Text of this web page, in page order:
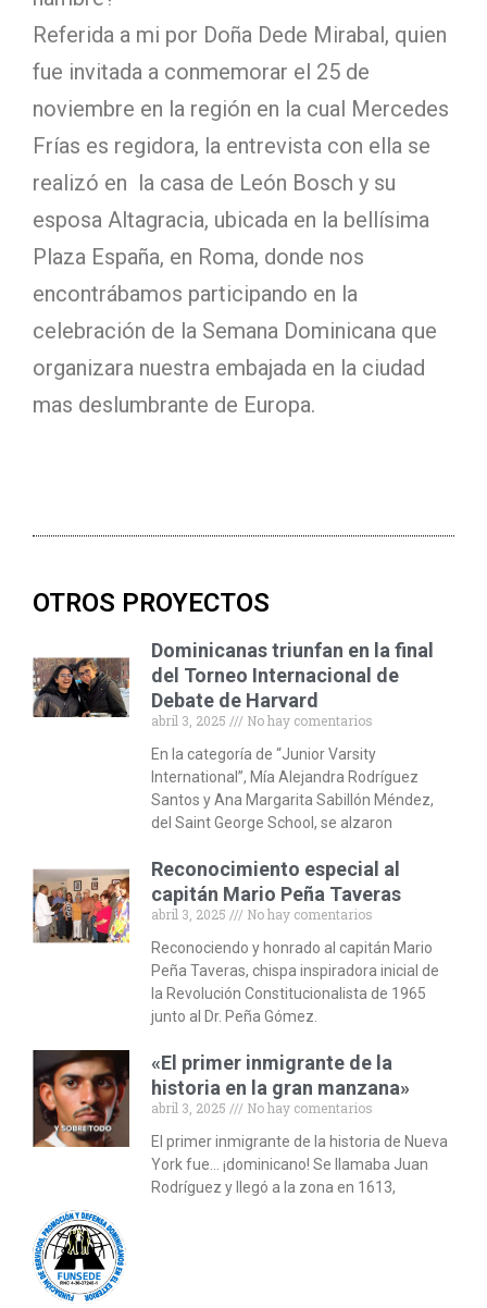
Referida a mi por Doña Dede Mirabal, quien
fue invitada a conmemorar el 25 de
noviembre en la región en la cual Mercedes
Frías es regidora, la entrevista con ella se
realizó en la casa de León Bosch y su
esposa Altagracia, ubicada en la bellísima
Plaza España, en Roma, donde nos
encontrábamos participando en la
celebración de la Semana Dominicana que
organizara nuestra embajada en la ciudad
mas deslumbrante de Europa.
OTROS PROYECTOS
Dominicanas triunfan en la final
del Torneo Internacional de
Debate de Harvard
abril 3, 2025
No hay comentarios
En la categoría de “Junior Varsity
International”, Mía Alejandra Rodríguez
Santos y Ana Margarita Sabillón Méndez,
del Saint George School, se alzaron
Reconocimiento especial al
capitán Mario Peña Taveras
abril 3, 2025
No hay comentarios
Reconociendo y honrado al capitán Mario
Peña Taveras, chispa inspiradora inicial de
la Revolución Constitucionalista de 1965
junto al Dr. Peña Gómez.
«El primer inmigrante de la
historia en la gran manzana»
abril 3, 2025
No hay comentarios
El primer inmigrante de la historia de Nueva
York fue… ¡dominicano! Se llamaba Juan
Rodríguez y llegó a la zona en 1613,